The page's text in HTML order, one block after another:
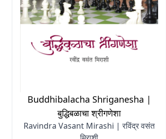
Buddhibalacha Shriganesha |
बुद्धिबळाचा श्रीगणेशा
Ravindra Vasant Mirashi | रविंद्र वसंत